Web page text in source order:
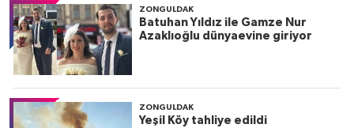
ZONGULDAK
Batuhan Yıldız ile Gamze Nur
Azaklıoğlu dünyaevine giriyor
ZONGULDAK
Yeşil Köy tahliye edildi